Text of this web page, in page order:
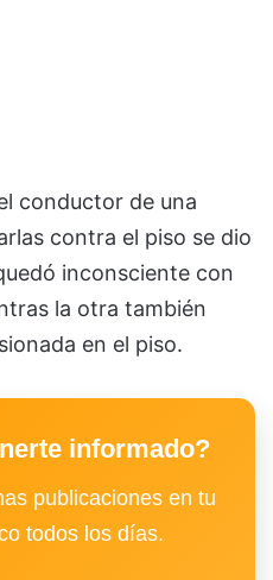
conductor de una
contra el piso se dio
inconsciente con
la otra también
en el piso.
informado?
publicaciones en tu
todos los días.